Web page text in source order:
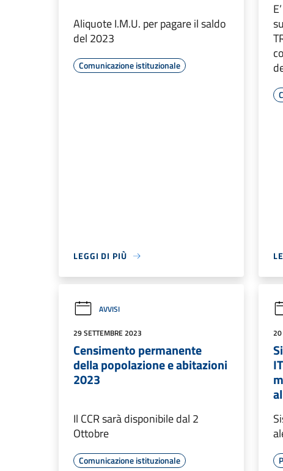
Aliquote I.M.U. per pagare il saldo
del 2023
Comunicazione istituzionale
LEGGI DI PIÙ
AVVISI
29 SETTEMBRE 2023
Censimento permanente
della popolazione e abitazioni
2023
Il CCR sarà disponibile dal 2
Ottobre
Comunicazione istituzionale
20